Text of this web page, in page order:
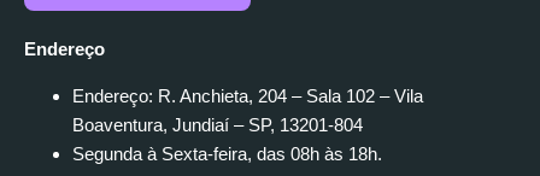
Endereço
Endereço: R. Anchieta, 204 – Sala 102 – Vila
Boaventura, Jundiaí – SP, 13201-804
Segunda à Sexta-feira, das 08h às 18h.